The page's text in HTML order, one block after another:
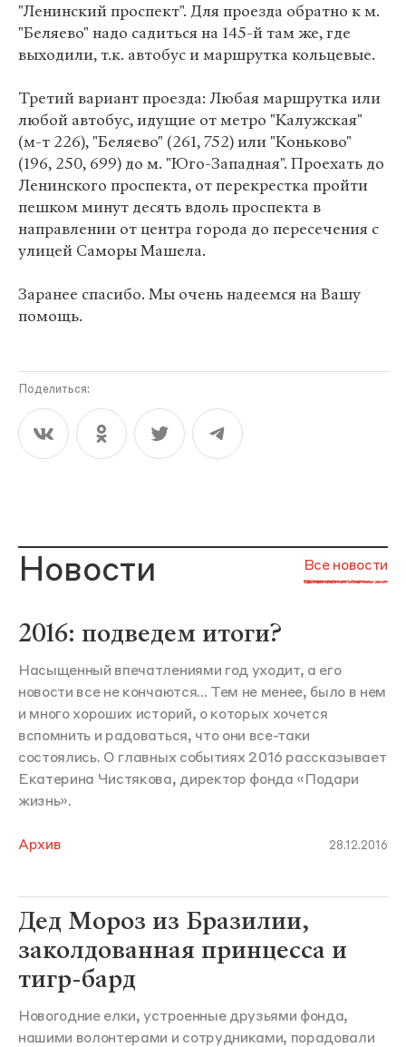
"Ленинский проспект". Для проезда обратно к м.
"Беляево" надо садиться на 145-й там же, где
выходили, т.к. автобус и маршрутка кольцевые.
Третий вариант проезда: Любая маршрутка или
любой автобус, идущие от метро "Калужская"
(м-т 226), "Беляево" (261, 752) или "Коньково"
(196, 250, 699) до м. "Юго-Западная". Проехать до
Ленинского проспекта, от перекрестка пройти
пешком минут десять вдоль проспекта в
направлении от центра города до пересечения с
улицей Саморы Машела.
Заранее спасибо. Мы очень надеемся на Вашу
помощь.
Поделиться:
Новости Все новости
2016: подведем итоги?
Насыщенный впечатлениями год уходит, а его
новости все не кончаются... Тем не менее, было в нем
и много хороших историй, о которых хочется
вспомнить и радоваться, что они все-таки
состоялись. О главных событиях 2016 рассказывает
Екатерина Чистякова, директор фонда «Подари
жизнь».
Архив 28.12.2016
Дед Мороз из Бразилии,
заколдованная принцесса и
тигр-бард
Новогодние елки, устроенные друзьями фонда,
нашими волонтерами и сотрудниками, порадовали